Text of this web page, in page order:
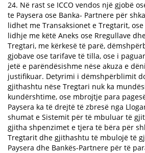
24. Në rast se ICCO vendos një gjobë
te Paysera ose Banka- Partnere për
lidhet me Transaksionet e Tregtarit,
lidhje me këtë Aneks ose Rregullave
Tregtari, me kërkesë të parë,
gjobave ose tarifave të tilla, ose i
jetë e parëndësishme nëse akuza e
justifikuar. Detyrimi i dëmshpërblimit
gjithashtu nëse Tregtari nuk ka
kundërshtime, ose mbrojtje para
Paysera ka të drejtë të zbresë nga
shumat e Sistemit për të mbuluar të
gjitha shpenzimet e tjera të bëra për
Tregtarit dhe gjithashtu të mbulojë të
Paysera dhe Bankës-Partnere për të